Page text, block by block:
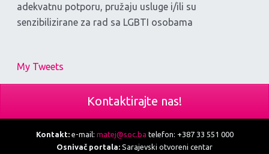
adekvatnu potporu, pružaju usluge i/ili su
senzibilizirane za rad sa LGBTI osobama
My Tweets
Kontaktirajte nas!
Kontakt:e-mail: matej@soc.ba telefon: +387 33 551 000
Osnivač portala: Sarajevski otvoreni centar